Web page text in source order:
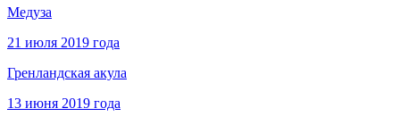
Медуза
21 июля 2019 года
Гренландская акула
13 июня 2019 года